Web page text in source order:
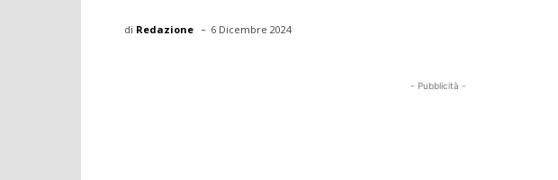
di Redazione - 6 Dicembre 2024
- Pubblicità -